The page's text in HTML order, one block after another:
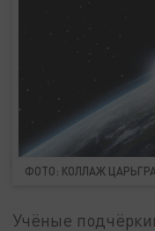
ФОТО: КОЛЛАЖ
Учёные